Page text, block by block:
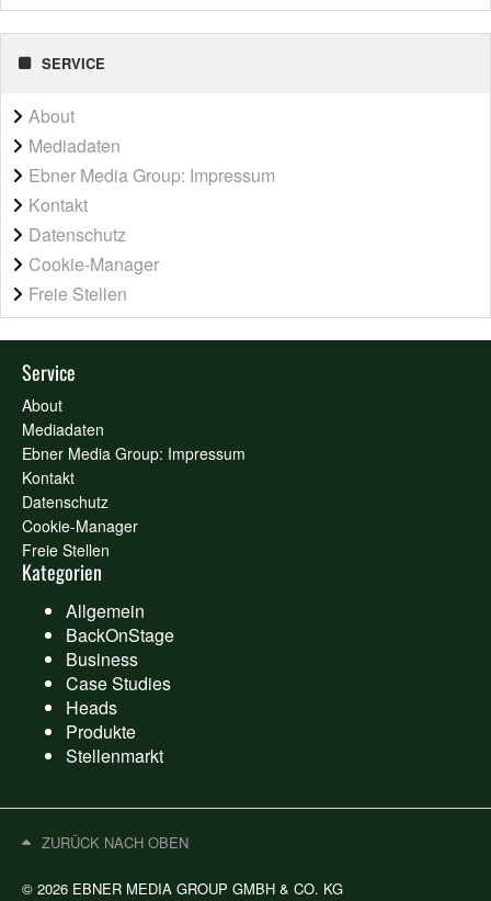
SERVICE
About
Mediadaten
Ebner Media Group: Impressum
Kontakt
Datenschutz
Cookie-Manager
Freie Stellen
Service
About
Mediadaten
Ebner Media Group: Impressum
Kontakt
Datenschutz
Cookie-Manager
Freie Stellen
Kategorien
Allgemein
BackOnStage
Business
Case Studies
Heads
Produkte
Stellenmarkt
© 2026 EBNER MEDIA GROUP GMBH & CO. KG
ZURÜCK NACH OBEN